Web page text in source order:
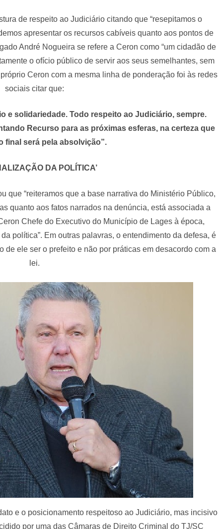
de respeito ao Judiciário citando que “resepitamos o
apresentar os recursos cabíveis quanto aos pontos de
André Nogueira se refere a Ceron como “um cidadão de
o ofício público de servir aos seus semelhantes, sem
Ceron com a mesma linha de ponderação foi às redes
sociais citar que:
e solidariedade. Todo respeito ao Judiciário, sempre.
Recurso para as próximas esferas, na certeza que
final será pela absolvição”.
DA POLÍTICA’
que “reiteramos que a base narrativa do Ministério Público,
quanto aos fatos narrados na denúncia, está associada a
Chefe do Executivo do Município de Lages à época,
política”. Em outras palavras, o entendimento da defesa, é
ele ser o prefeito e não por práticas em desacordo com a
lei.
e o posicionamento respeitoso ao Judiciário, mas incisivo
por uma das Câmaras de Direito Criminal do TJ/SC